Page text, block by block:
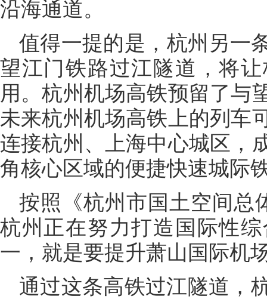
沿海通道。
值得一提的是，杭州另
望江门铁路过江隧道，将
用。杭州机场高铁预留了与
未来杭州机场高铁上的列车
连接杭州、上海中心城区，
角核心区域的便捷快速城际
按照《杭州市国土空间总
杭州正在努力打造国际性
一，就是要提升萧山国际机
通过这条高铁过江隧道，